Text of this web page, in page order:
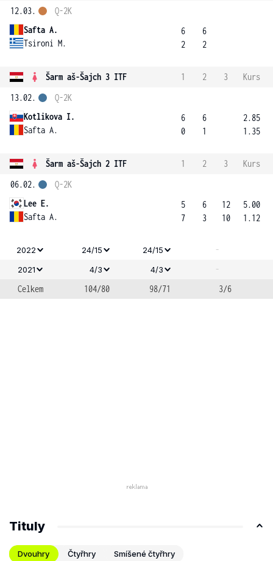
12.03.
Safta A.
Tsironi M.
Q-2K
6
2
6
2
Šarm aš-Šajch 3 ITF 1 2 3
Kurs
13.02.
Kotlikova I.
Safta A.
Q-2K
6
0
6
1
2.85
1.35
Šarm aš-Šajch 2 ITF 1 2 3
Kurs
06.02.
Lee E.
Safta A.
Q-2K
5
7
6
3
12
10
5.00
1.12
2022 24/15 24/15 -
2021 4/3 4/3
-
Celkem
104/80 98/71 3/6
Tituly
Dvouhry Čtyřhry Smíšené čtyřhry